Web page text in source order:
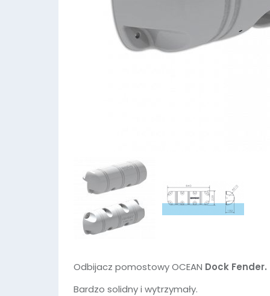
Odbijacz pomostowy OCEAN Dock Fender.
Bardzo solidny i wytrzymały.